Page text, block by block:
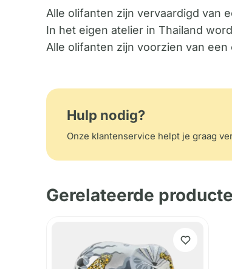
Alle olifanten zijn vervaardigd van
In het eigen atelier in Thailand
Alle olifanten zijn voorzien van
Hulp nodig?
Onze klantenservice helpt je graag
Gerelateerde